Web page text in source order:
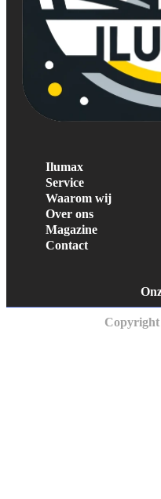
Ilumax
Service
Waarom wij
Over ons
Magazine
Contact
Copyright